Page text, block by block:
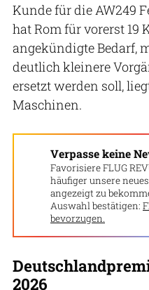
Kunde für die AW249
hat Rom für vorerst 19
angekündigte Bedarf,
deutlich kleinere
ersetzt werden soll,
Maschinen.
Verpasse keine
Favorisiere FLUG
häufiger unsere
angezeigt zu
Auswahl bestätigen:
bevorzugen.
2026